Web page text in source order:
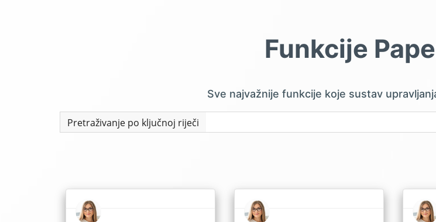
Funkcije
Sve najvažnije funkcije koje sustav
Pretraživanje po ključnoj riječi